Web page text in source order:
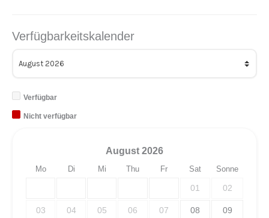
Verfügbarkeitskalender
Verfügbar
Nicht verfügbar
August 2026
Mo Di Mi Thu Fr Sat Sonne
01 02
03 04 05 06 07 08 09